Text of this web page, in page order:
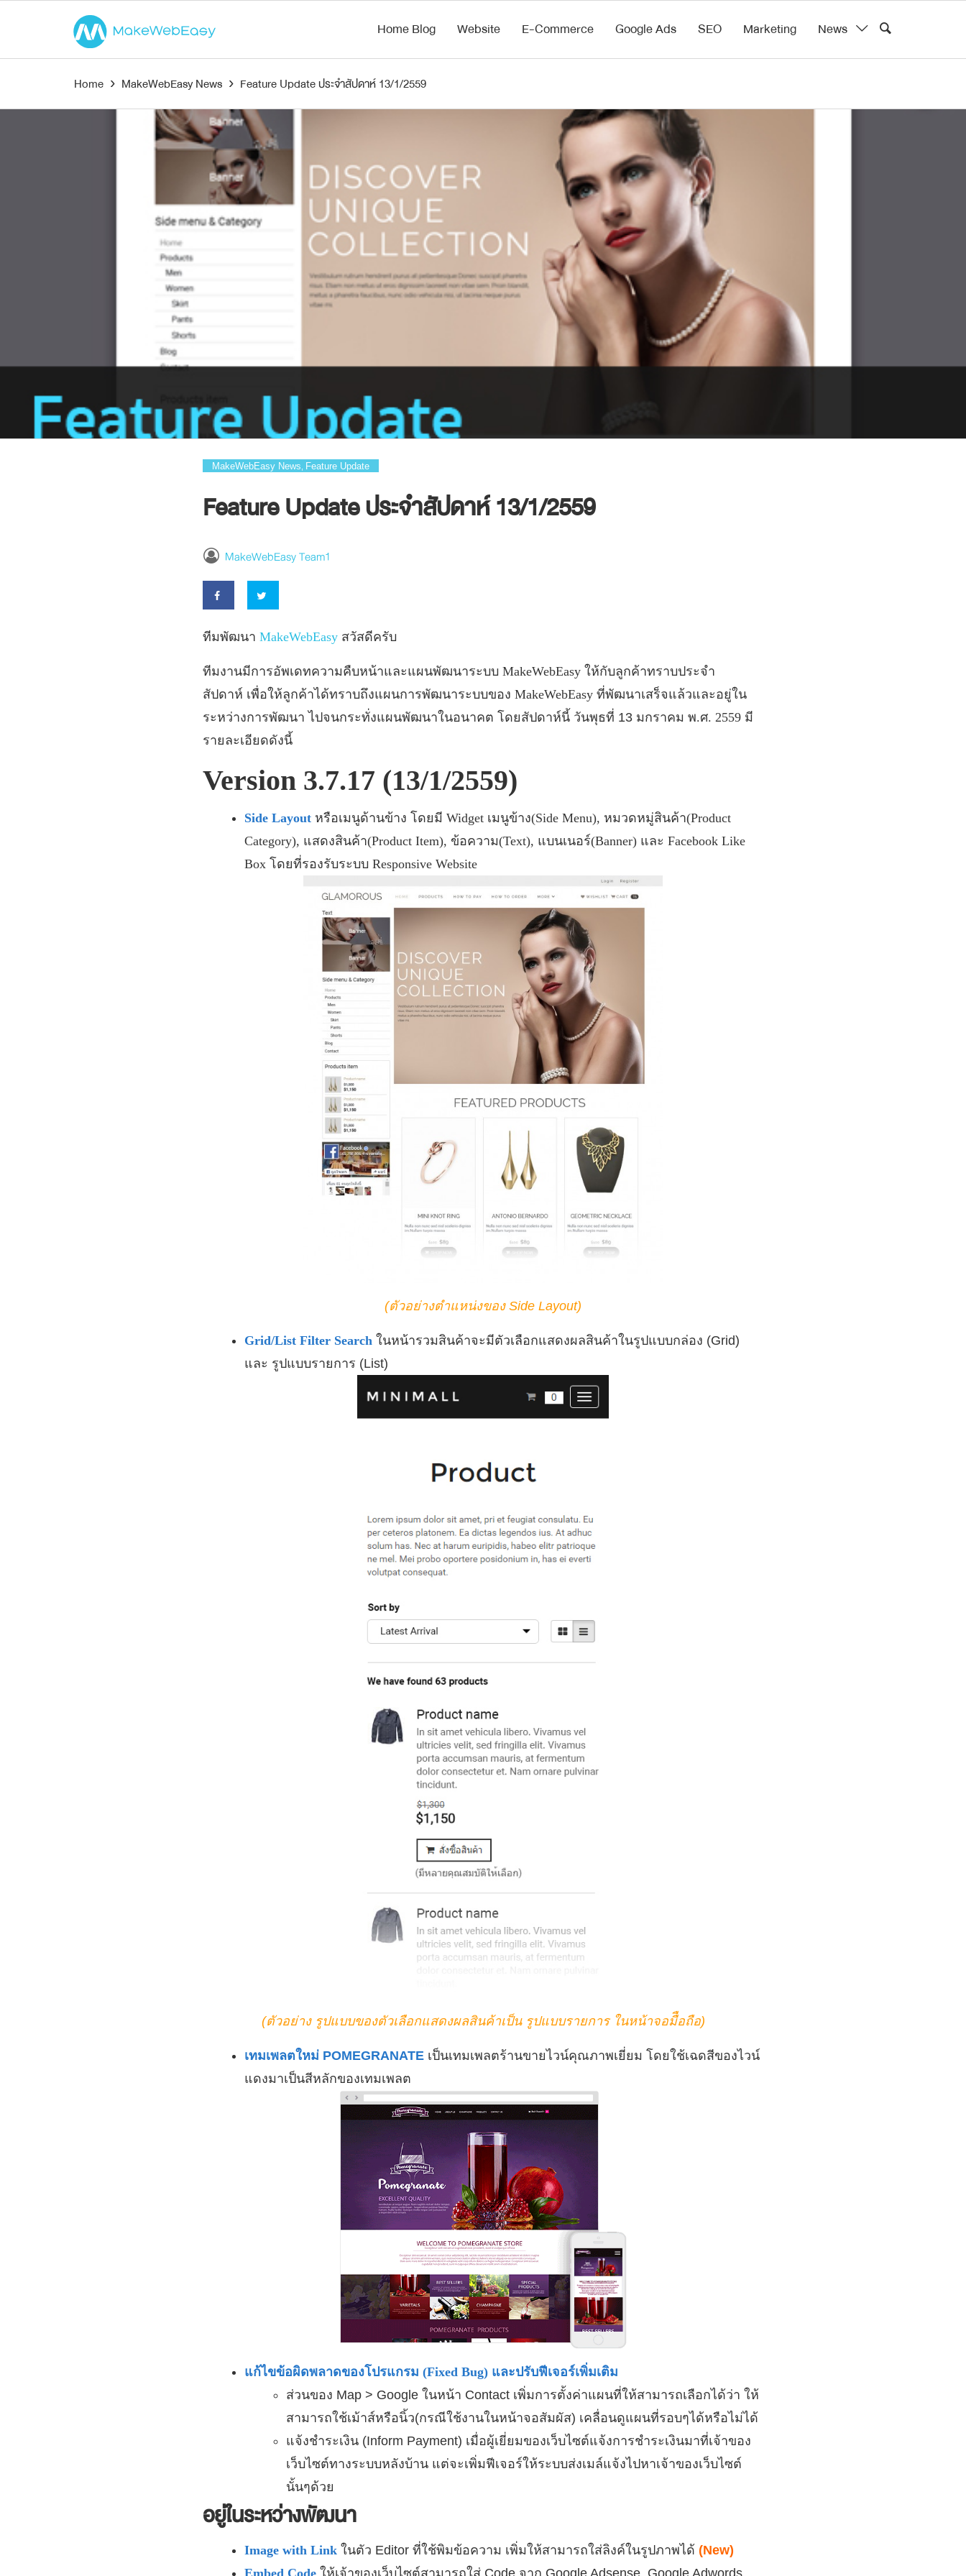
Home Blog Website E-Commerce Google Ads SEO Marketing News
Home › MakeWebEasy News › Feature Update ประจำสัปดาห์ 13/1/2559
MakeWebEasy News Feature Update
Feature Update ประจำสัปดาห์ 13/1/2559
MakeWebEasy Team1
ทีมพัฒนา MakeWebEasy สวัสดีครับ
ทีมงานมีการอัพเดทความคืบหน้าและแผนพัฒนาระบบ MakeWebEasy ให้กับลูกค้าทราบประจำ
สัปดาห์ เพื่อให้ลูกค้าได้ทราบถึงแผนการพัฒนาระบบของ MakeWebEasy ที่พัฒนาเสร็จแล้วและอยู่ใน
ระหว่างการพัฒนา ไปจนกระทั่งแผนพัฒนาในอนาคต โดยสัปดาห์นี้ วันพุธที่ 13 มกราคม พ.ศ. 2559 มี
รายละเอียดดังนี้
Version 3.7.17 (13/1/2559)
Side Layout หรือเมนูด้านข้าง โดยมี Widget เมนูข้าง(Side Menu), หมวดหมู่สินค้า(Product
Category), แสดงสินค้า(Product Item), ข้อความ(Text), แบนเนอร์(Banner) และ Facebook Like
Box โดยที่รองรับระบบ Responsive Website
(ตัวอย่างตำแหน่งของ Side Layout)
Grid/List Filter Search ในหน้ารวมสินค้าจะมีตัวเลือกแสดงผลสินค้าในรูปแบบกล่อง (Grid)
และ รูปแบบรายการ (List)
(ตัวอย่าง รูปแบบของตัวเลือกแสดงผลสินค้าเป็น รูปแบบรายการ ในหน้าจอมืือถือ)
เทมเพลตใหม่ POMEGRANATE เป็นเทมเพลตร้านขายไวน์คุณภาพเยี่ยม โดยใช้เฉดสีของไวน์
แดงมาเป็นสีหลักของเทมเพลต
แก้ไขข้อผิดพลาดของโปรแกรม (Fixed Bug) และปรับฟีเจอร์เพิ่มเติม
ส่วนของ Map > Google ในหน้า Contact เพิ่มการตั้งค่าแผนที่ให้สามารถเลือกได้ว่า ให้
สามารถใช้เม้าส์หรือนิ้ว(กรณีใช้งานในหน้าจอสัมผัส) เคลื่อนดูแผนที่รอบๆได้หรือไม่ได้
แจ้งชำระเงิน (Inform Payment) เมื่อผู้เยี่ยมของเว็บไซต์แจ้งการชำระเงินมาที่เจ้าของ
เว็บไซต์ทางระบบหลังบ้าน แต่จะเพิ่มฟีเจอร์ให้ระบบส่งเมล์แจ้งไปหาเจ้าของเว็บไซต์
นั้นๆด้วย
อยู่ในระหว่างพัฒนา
Image with Link ในตัว Editor ที่ใช้พิมข้อความ เพิ่มให้สามารถใส่ลิงค์ในรูปภาพได้ (New)
Embed Code ให้เจ้าของเว็บไซต์สามารถใส่ Code จาก Google Adsense, Google Adwords